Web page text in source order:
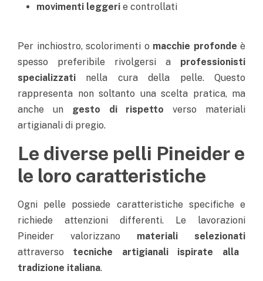
movimenti leggeri e controllati
Per inchiostro, scolorimenti o macchie profonde è
spesso preferibile rivolgersi a professionisti
specializzati nella cura della pelle.Questo
rappresenta non soltanto una scelta pratica, ma
anche un gesto di rispettoverso materiali
artigianali di pregio.
Le diverse pelli Pineider e
le loro caratteristiche
Ogni pelle possiede caratteristiche specifiche e
richiede attenzioni differenti. Le lavorazioni
Pineider valorizzano materiali selezionati
attraverso tecniche artigianali ispirate alla
tradizione italiana.